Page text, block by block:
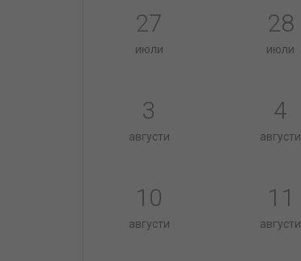
27
июли
28
июли
3
августи
4
августи
10
августи
11
августи